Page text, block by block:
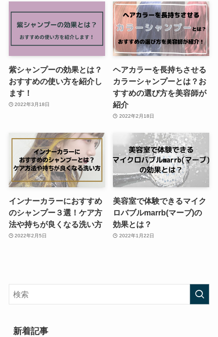
紫シャンプーの効果とは？
おすすめの使い方を紹介し
ます！
2022年3月18日
ヘアカラーを長持ちさせる
カラーシャンプーとは？お
すすめの選び方を美容師が
紹介
2022年2月18日
インナーカラーにおすすめ
のシャンプー３選！ケア方
法や持ちが良くなる洗い方
2022年2月5日
美容室で体験できるマイク
ロバブルmarrb(マーブ)の
効果とは？
2022年1月22日
新着記事